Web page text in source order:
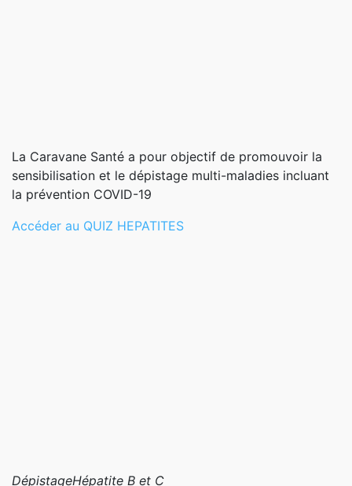
La Caravane Santé a pour objectif de promouvoir la
sensibilisation et le dépistage multi-maladies incluant
la prévention COVID-19
Accéder au QUIZ HEPATITES
DépistageHépatite B et C